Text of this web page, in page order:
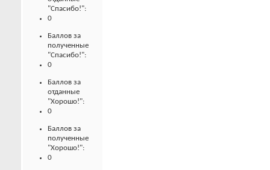
"Спасибо!":
0
Баллов за
полученные
"Спасибо!":
0
Баллов за
отданные
"Хорошо!":
0
Баллов за
полученные
"Хорошо!":
0